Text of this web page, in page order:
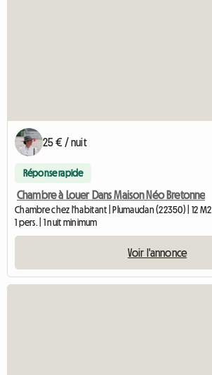
25 € / nuit
Réponse rapide
Chambre à Louer Dans Maison Néo Bretonne
Chambre chez l'habitant | Plumaudan (22350) | 12 M2
1 pers. | 1 nuit minimum
Voir l'annonce